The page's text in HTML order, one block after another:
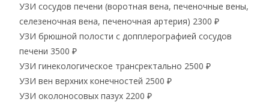
УЗИ сосудов печени (воротная вена, печеночные вены,
селезеночная вена, печеночная артерия) 2300 ₽
УЗИ брюшной полости с допплерографией сосудов
печени 3500 ₽
УЗИ гинекологическое трансректально 2500 ₽
УЗИ вен верхних конечностей 2500 ₽
УЗИ околоносовых пазух 2200 ₽